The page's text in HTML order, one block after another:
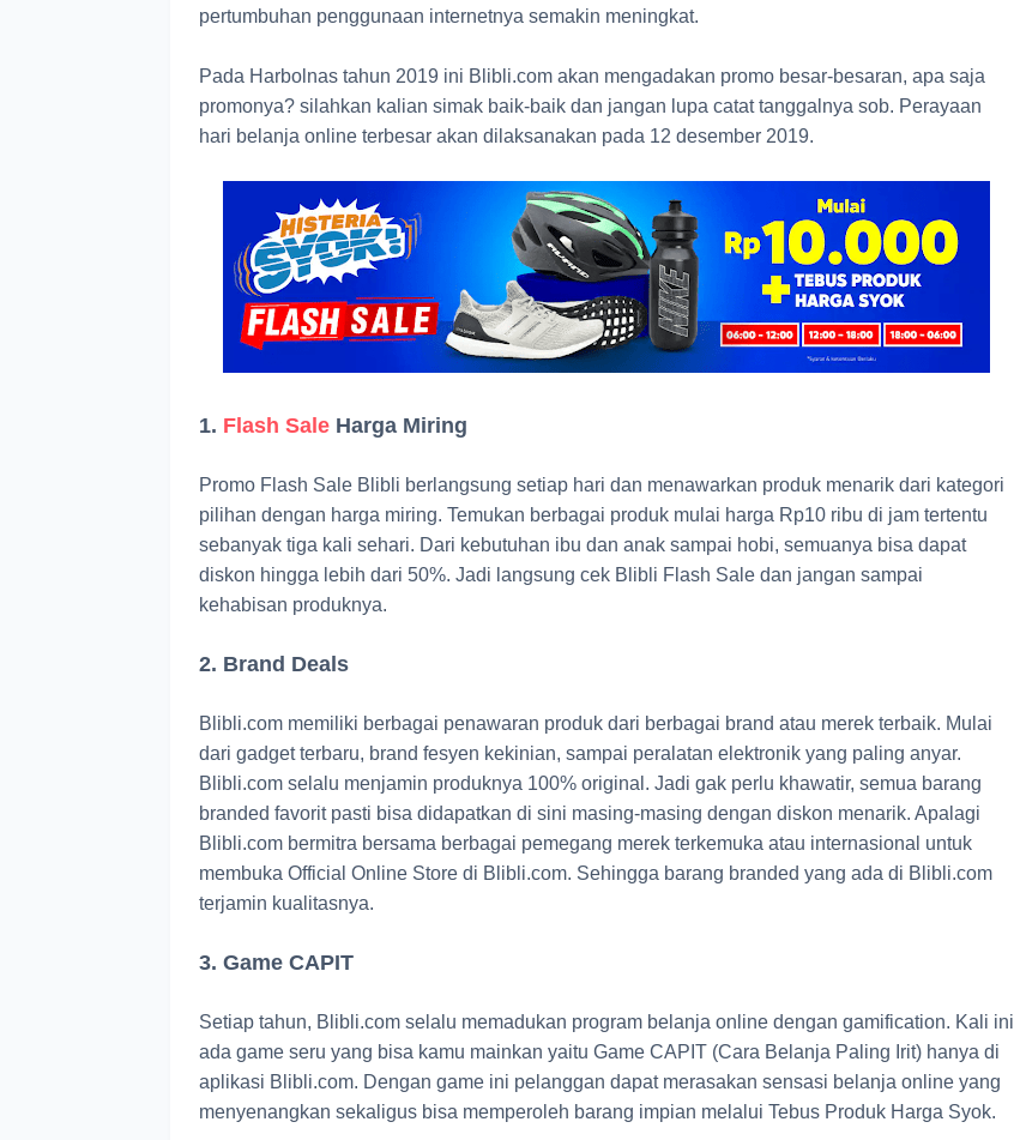
pertumbuhan penggunaan internetnya semakin meningkat.
Pada Harbolnas tahun 2019 ini Blibli.com akan mengadakan promo besar-besaran, apa saja
promonya? silahkan kalian simak baik-baik dan jangan lupa catat tanggalnya sob. Perayaan
hari belanja online terbesar akan dilaksanakan pada 12 desember 2019.
1. Flash Sale Harga Miring
Promo Flash Sale Blibli berlangsung setiap hari dan menawarkan produk menarik dari kategori
pilihan dengan harga miring. Temukan berbagai produk mulai harga Rp10 ribu di jam tertentu
sebanyak tiga kali sehari. Dari kebutuhan ibu dan anak sampai hobi, semuanya bisa dapat
diskon hingga lebih dari 50%. Jadi langsung cek Blibli Flash Sale dan jangan sampai
kehabisan produknya.
2. Brand Deals
Blibli.com memiliki berbagai penawaran produk dari berbagai brand atau merek terbaik. Mulai
dari gadget terbaru, brand fesyen kekinian, sampai peralatan elektronik yang paling anyar.
Blibli.com selalu menjamin produknya 100% original. Jadi gak perlu khawatir, semua barang
branded favorit pasti bisa didapatkan di sini masing-masing dengan diskon menarik. Apalagi
Blibli.com bermitra bersama berbagai pemegang merek terkemuka atau internasional untuk
membuka Official Online Store di Blibli.com. Sehingga barang branded yang ada di Blibli.com
terjamin kualitasnya.
3. Game CAPIT
Setiap tahun, Blibli.com selalu memadukan program belanja online dengan gamification. Kali ini
ada game seru yang bisa kamu mainkan yaitu Game CAPIT (Cara Belanja Paling Irit) hanya di
aplikasi Blibli.com. Dengan game ini pelanggan dapat merasakan sensasi belanja online yang
menyenangkan sekaligus bisa memperoleh barang impian melalui Tebus Produk Harga Syok.